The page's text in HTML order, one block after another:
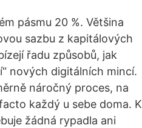
pásmu 20 %. Většina
sazbu z kapitálových
řadu způsobů, jak
nových digitálních mincí.
náročný proces, na
každý u sebe doma. K
žádná rypadla ani